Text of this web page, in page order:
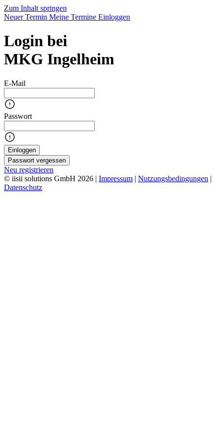
Zum Inhalt springen
Neuer Termin Meine Termine Einloggen
Login bei
MKG Ingelheim
E-Mail
Passwort
Einloggen
Passwort vergessen
Neu registrieren
© iisii solutions GmbH 2026 | Impressum | Nutzungsbedingungen |
Datenschutz